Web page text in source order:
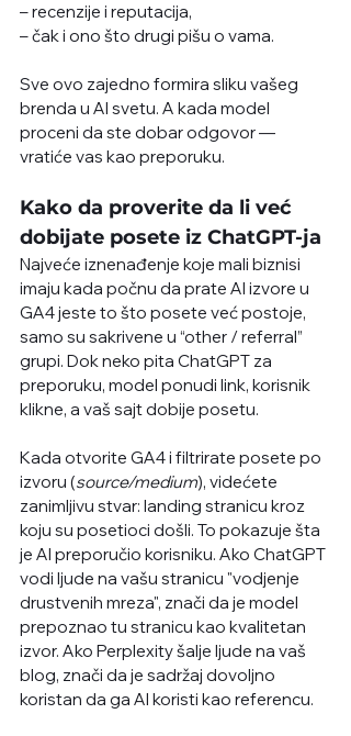
– recenzije i reputacija,
– čak i ono što drugi pišu o vama.
Sve ovo zajedno formira sliku vašeg
brenda u AI svetu. A kada model
proceni da ste dobar odgovor —
vratiće vas kao preporuku.
Kako da proverite da li već
dobijate posete iz ChatGPT-ja
Najveće iznenađenje koje mali biznisi
imaju kada počnu da prate AI izvore u
GA4 jeste to što posete već postoje,
samo su sakrivene u “other / referral”
grupi. Dok neko pita ChatGPT za
preporuku, model ponudi link, korisnik
klikne, a vaš sajt dobije posetu.
Kada otvorite GA4 i filtrirate posete po
izvoru (source/medium), videćete
zanimljivu stvar: landing stranicu kroz
koju su posetioci došli. To pokazuje šta
je AI preporučio korisniku. Ako ChatGPT
vodi ljude na vašu stranicu "vodjenje
drustvenih mreza", znači da je model
prepoznao tu stranicu kao kvalitetan
izvor. Ako Perplexity šalje ljude na vaš
blog, znači da je sadržaj dovoljno
koristan da ga AI koristi kao referencu.